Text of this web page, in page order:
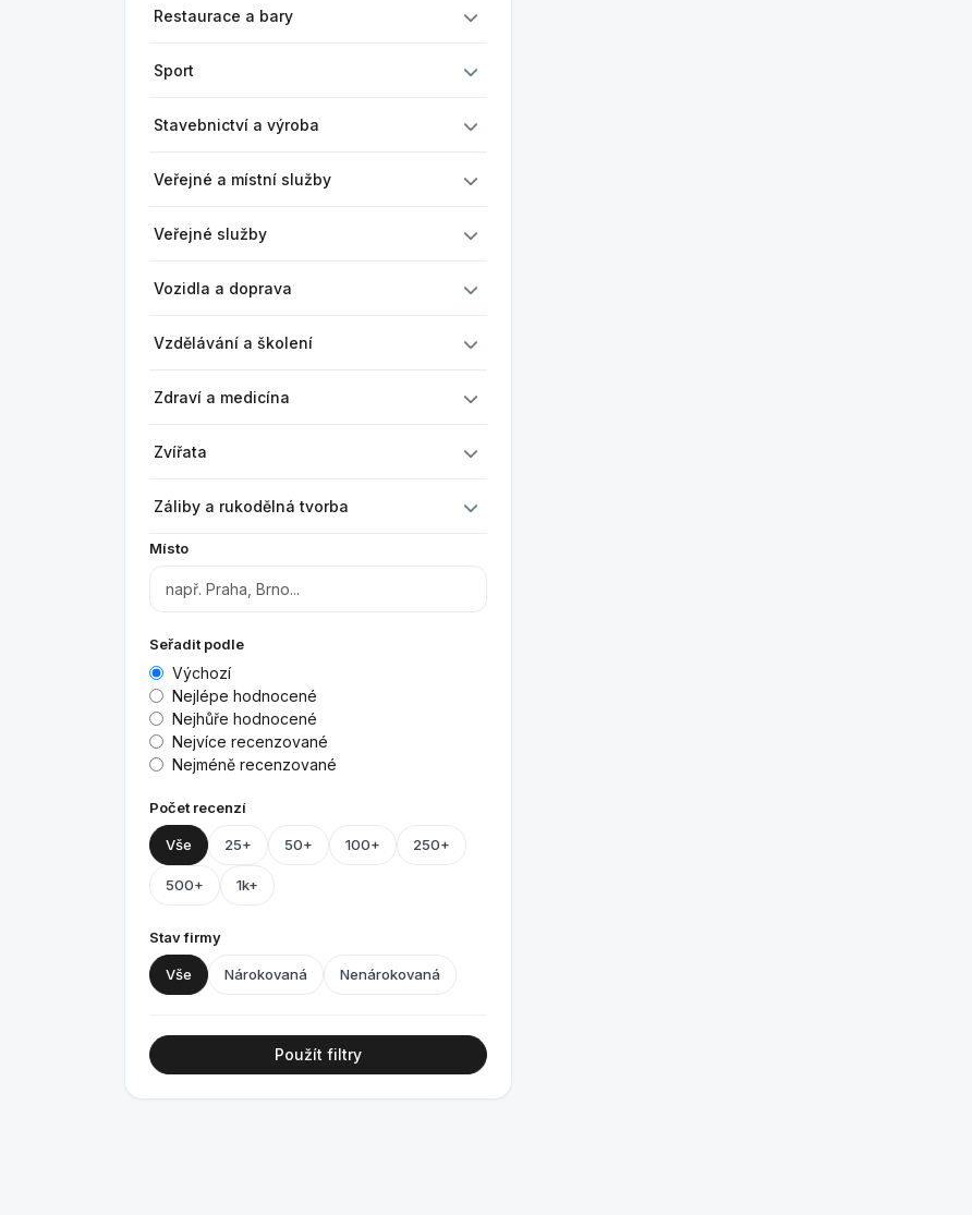
Restaurace a bary
Sport
Stavebnictví a výroba
Veřejné a místní služby
Veřejné služby
Vozidla a doprava
Vzdělávání a školení
Zdraví a medicína
Zvířata
Záliby a rukodělná tvorba
Místo
Seřadit podle
Výchozí
Nejlépe hodnocené
Nejhůře hodnocené
Nejvíce recenzované
Nejméně recenzované
Počet recenzí
Vše 25+ 50+ 100+ 250+
500+ 1k+
Stav firmy
Vše Nárokovaná Nenárokovaná
Použít filtry